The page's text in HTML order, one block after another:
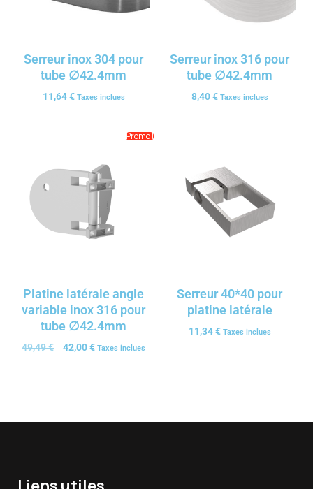
Serreur inox 304 pour
tube ∅42.4mm
11,64€ Taxes inclues
Serreur inox 316 pour
tube ∅42.4mm
8,40€ Taxes inclues
Promo !
Platine latérale angle
variable inox 316 pour
tube ∅42.4mm
49,49€ 42,00€ Taxes inclues
Serreur 40*40 pour
platine latérale
11,34€ Taxes inclues